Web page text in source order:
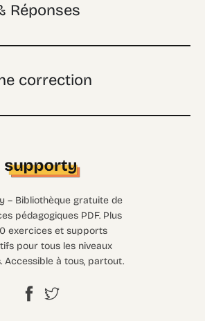
Réponses
correction
– Bibliothèque gratuite de
pédagogiques PDF. Plus
exercices et supports
pour tous les niveaux
Accessible à tous, partout.